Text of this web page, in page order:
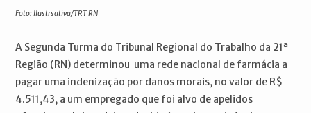
Foto: Ilustrsativa/TRT RN
A Segunda Turma do Tribunal Regional do Trabalho da 21ª
Região (RN) determinou uma rede nacional de farmácia a
pagar uma indenização por danos morais, no valor de R$
4.511,43, a um empregado que foi alvo de apelidos